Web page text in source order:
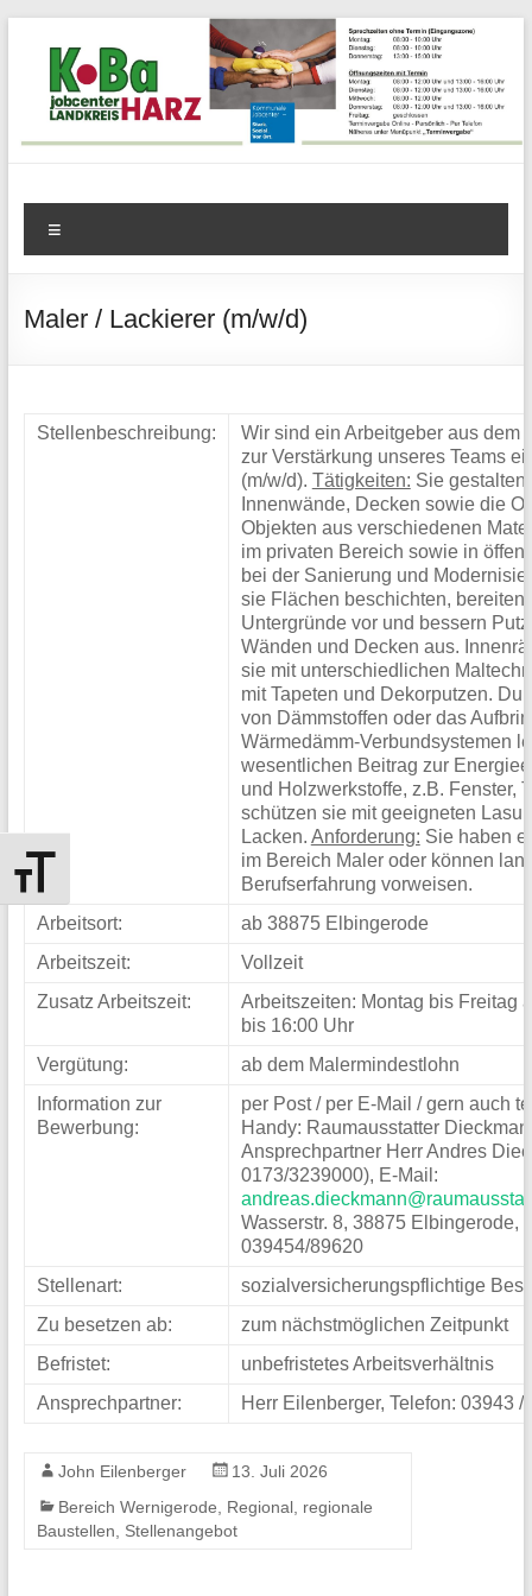
Schrift vergrößern
Inhalt
springen
KoBa
Harz
–
Jobcenter
arbeitslosen
Menschen
im
Mit
Grundsicherung,
Vermittlung
Weg
die
Maler / Lackierer (m/w/d)
Stellenbeschreibung:
Wir sind ein Arbeitgeber aus dem
zur Verstärkung unseres Teams
(m/w/d). Tätigkeiten: Sie
Innenwände, Decken sowie die
Objekten aus verschiedenen
im privaten Bereich sowie in
bei der Sanierung und
sie Flächen beschichten, bereiten
Untergründe vor und bessern
Wänden und Decken aus.
sie mit unterschiedlichen
mit Tapeten und Dekorputzen.
von Dämmstoffen oder das
Wärmedämm-Verbundsystemen
wesentlichen Beitrag zur
und Holzwerkstoffe, z.B. Fenster,
schützen sie mit geeigneten
Lacken. Anforderung: Sie haben
im Bereich Maler oder können
Berufserfahrung vorweisen.
Arbeitsort:
ab 38875 Elbingerode
Arbeitszeit:
Vollzeit
Zusatz Arbeitszeit:
Arbeitszeiten: Montag bis Freitag
bis 16:00 Uhr
Vergütung:
ab dem Malermindestlohn
Information zur
Bewerbung:
per Post / per E-Mail / gern auch
Handy: Raumausstatter
Ansprechpartner Herr Andres
0173/3239000), E-Mail:
Wasserstr. 8, 38875 Elbingerode,
039454/89620
Stellenart:
sozialversicherungspflichtige
Zu besetzen ab:
zum nächstmöglichen Zeitpunkt
Befristet:
unbefristetes Arbeitsverhältnis
Ansprechpartner:
Herr Eilenberger, Telefon: 03943 /
John Eilenberger
13. Juli 2026
Bereich Wernigerode
Regional, regionale
Baustellen
Stellenangebot